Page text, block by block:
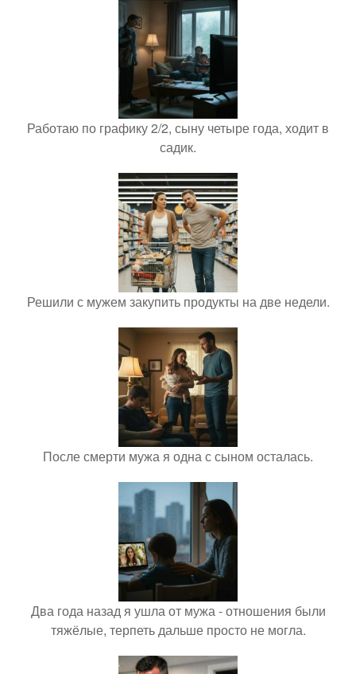
Работаю по графику 2/2, сыну четыре года, ходит в
садик.
Решили с мужем закупить продукты на две недели.
После смерти мужа я одна с сыном осталась.
Два года назад я ушла от мужа - отношения были
тяжёлые, терпеть дальше просто не могла.